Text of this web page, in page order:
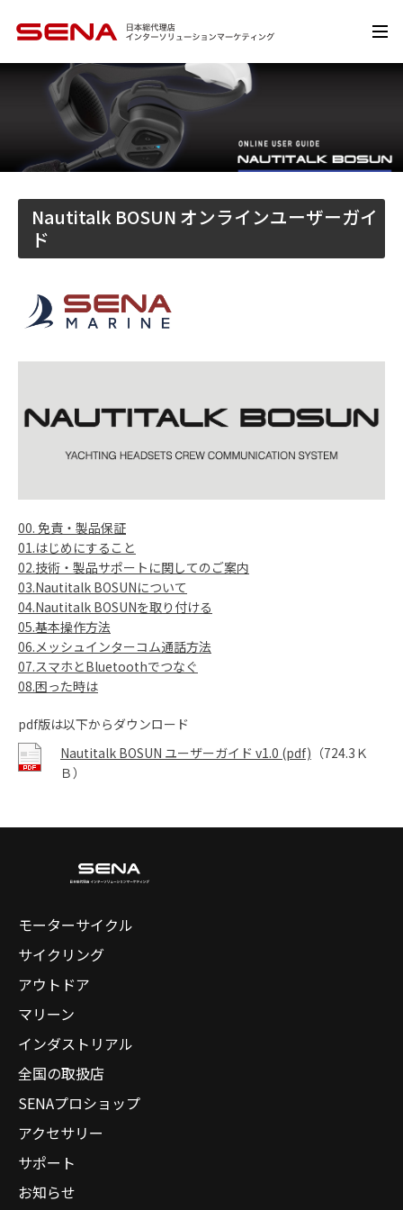
Nautitalk BOSUN オンラインユーザーガイ
ド
00. 免責・製品保証
01.はじめにすること
02.技術・製品サポートに関してのご案内
03.Nautitalk BOSUNについて
04.Nautitalk BOSUNを取り付ける
05.基本操作方法
06.メッシュインターコム通話方法
07.スマホとBluetoothでつなぐ
08.困った時は
pdf版は以下からダウンロード
Nautitalk BOSUN ユーザーガイド v1.0 (pdf) （724.3Ｋ
Ｂ）
モーターサイクル
サイクリング
アウトドア
マリーン
インダストリアル
全国の取扱店
SENAプロショップ
アクセサリー
サポート
お知らせ